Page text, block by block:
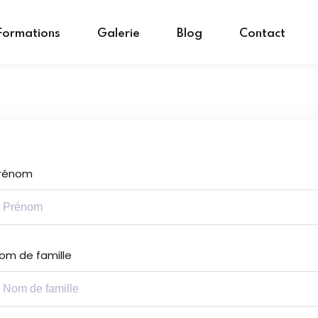
Galerie Blog Contact
de famille